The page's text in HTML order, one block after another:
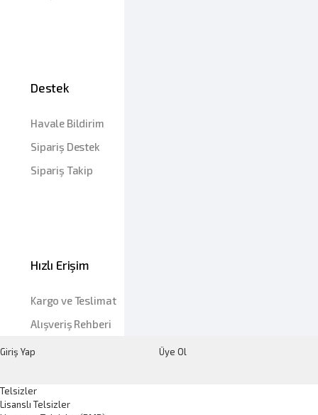
Destek
Havale Bildirim
Sipariş Destek
Sipariş Takip
Hızlı Erişim
Kargo ve Teslimat
Alışveriş Rehberi
Giriş Yap Üye Ol
Telsizler
Lisanslı Telsizler